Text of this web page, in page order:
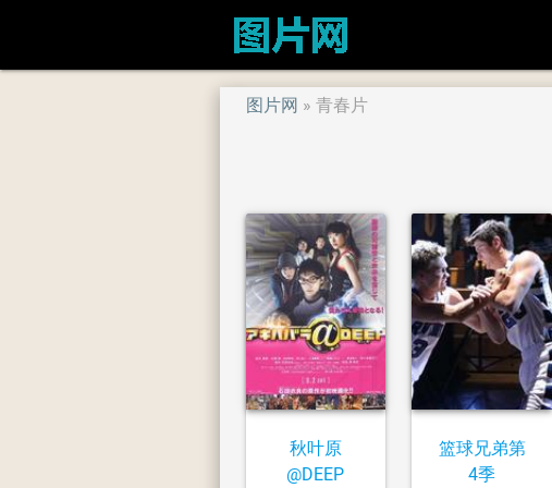
图片网 青春片
秋叶原
@DEEP
篮球兄弟第
4季